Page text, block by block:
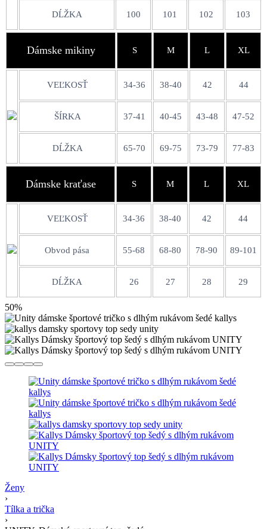
DĹŽKA 100 101 102 103
Dámske mikiny S M L XL
VEĽKOSŤ 34-36 38-40 42 44
ŠÍRKA 37-41 40-45 43-48 47-52
DĹŽKA 65-70 69-75 73-79 77-83
Dámske kraťase S M L XL
VEĽKOSŤ 34-36 38-40 42 44
Obvod pása 55-68 68-80 78-90 89-101
DĹŽKA 26 27 28 29
50%
Ženy
›
Tílka a trička
›